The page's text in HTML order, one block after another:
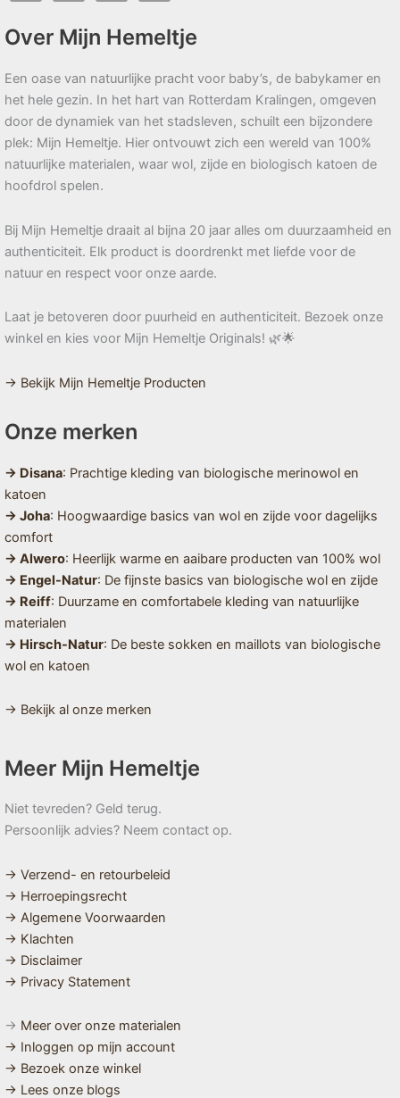
Over Mijn Hemeltje
Een oase van natuurlijke pracht voor baby’s, de babykamer en
het hele gezin. In het hart van Rotterdam Kralingen, omgeven
door de dynamiek van het stadsleven, schuilt een bijzondere
plek: Mijn Hemeltje. Hier ontvouwt zich een wereld van 100%
natuurlijke materialen, waar wol, zijde en biologisch katoen de
hoofdrol spelen.
Bij Mijn Hemeltje draait al bijna 20 jaar alles om duurzaamheid en
authenticiteit. Elk product is doordrenkt met liefde voor de
natuur en respect voor onze aarde.
Laat je betoveren door puurheid en authenticiteit. Bezoek onze
winkel en kies voor Mijn Hemeltje Originals! 🌿🌟
→ Bekijk Mijn Hemeltje Producten
Onze merken
→ Disana: Prachtige kleding van biologische merinowol en
katoen
→ Joha: Hoogwaardige basics van wol en zijde voor dagelijks
comfort
→ Alwero: Heerlijk warme en aaibare producten van 100% wol
→ Engel-Natur: De fijnste basics van biologische wol en zijde
→ Reiff: Duurzame en comfortabele kleding van natuurlijke
materialen
→ Hirsch-Natur: De beste sokken en maillots van biologische
wol en katoen
→ Bekijk al onze merken
Meer Mijn Hemeltje
Niet tevreden? Geld terug.
Persoonlijk advies? Neem contact op.
→ Verzend- en retourbeleid
→ Herroepingsrecht
→ Algemene Voorwaarden
→ Klachten
→ Disclaimer
→ Privacy Statement
→ Meer over onze materialen
→ Inloggen op mijn account
→ Bezoek onze winkel
→ Lees onze blogs